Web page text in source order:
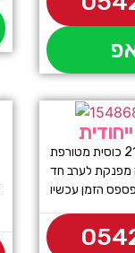
אליה בחורה ייחודית בת 21 כוסית מטורפת
מפנקת לערב חד